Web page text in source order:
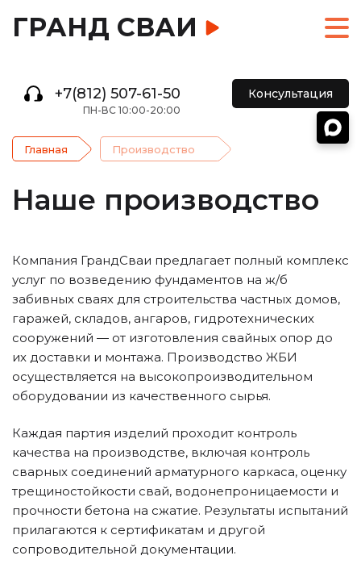
ГРАНД СВАИ
+7(812) 507-61-50
ПН-ВС 10:00-20:00
Консультация
Главная Производство
Наше производство
Компания ГрандСваи предлагает полный комплекс
услуг по возведению фундаментов на ж/б
забивных сваях для строительства частных домов,
гаражей, складов, ангаров, гидротехнических
сооружений — от изготовления свайных опор до
их доставки и монтажа. Производство ЖБИ
осуществляется на высокопроизводительном
оборудовании из качественного сырья.
Каждая партия изделий проходит контроль
качества на производстве, включая контроль
сварных соединений арматурного каркаса, оценку
трещиностойкости свай, водонепроницаемости и
прочности бетона на сжатие. Результаты испытаний
прилагаются к сертификатам и другой
сопроводительной документации.